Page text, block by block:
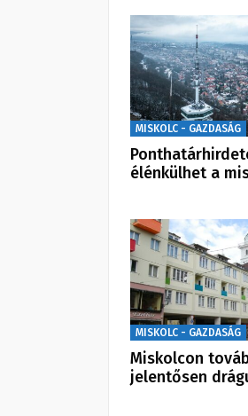
MISKOLC - GAZDASÁG
élénkülhet a
MISKOLC - GAZDASÁG
Miskolcon
jelentősen